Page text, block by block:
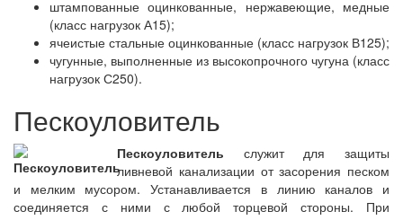
штампованные оцинкованные, нержавеющие, медные
(класс нагрузок А15);
ячеистые стальные оцинкованные (класс нагрузок В125);
чугунные, выполненные из высокопрочного чугуна (класс
нагрузок С250).
Пескоуловитель
Пескоуловитель служит для защиты
ливневой канализации от засорения песком
и мелким мусором. Устанавливается в линию каналов и
соединяется с ними с любой торцевой стороны. При